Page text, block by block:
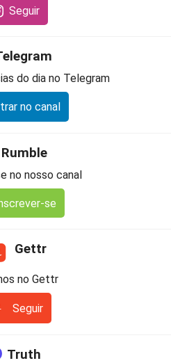
Seguir
do dia no Telegram
no canal
Rumble
no nosso canal
se
Gettr
no Gettr
Seguir
Truth